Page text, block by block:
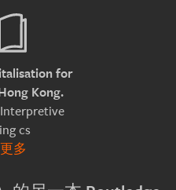
for
Kong.
cs
多